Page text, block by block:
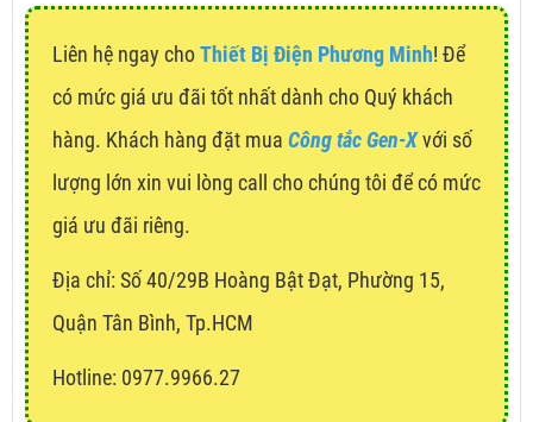
Liên hệ ngay choThiết Bị Điện Phương Minh! Để
có mức giá ưu đãi tốt nhất dành cho Quý khách
hàng. Khách hàng đặt mua Công tắc Gen-Xvới số
lượng lớn xin vui lòng call cho chúng tôi để có mức
giá ưu đãi riêng.
Địa chỉ: Số 40/29B Hoàng Bật Đạt, Phường 15,
Quận Tân Bình, Tp.HCM
Hotline: 0977.9966.27